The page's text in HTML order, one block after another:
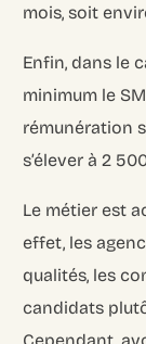
mois, soit
Enfin, dans le
minimum le
rémunération
s’élever à 2
Le métier est
effet, les
qualités, les
candidats
Cependant,